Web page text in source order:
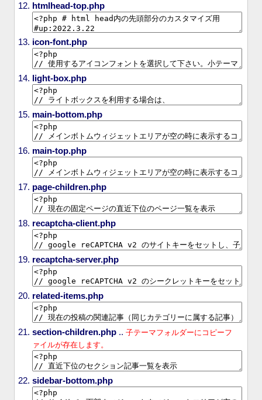
htmlhead-top.php
icon-font.php
light-box.php
main-bottom.php
main-top.php
page-children.php
recaptcha-client.php
recaptcha-server.php
related-items.php
section-children.php .. 子テーマフォルダーにコピーフ
ァイルが存在します。
sidebar-bottom.php